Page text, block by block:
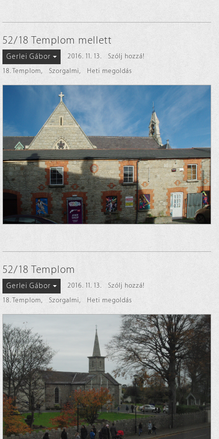
52/18 Templom mellett
Gerlei Gábor 2016. 11. 13.
Szólj hozzá!
18. Templom, Szorgalmi , Heti megoldás
52/18 Templom
Gerlei Gábor 2016. 11. 13.
Szólj hozzá!
18. Templom, Szorgalmi , Heti megoldás